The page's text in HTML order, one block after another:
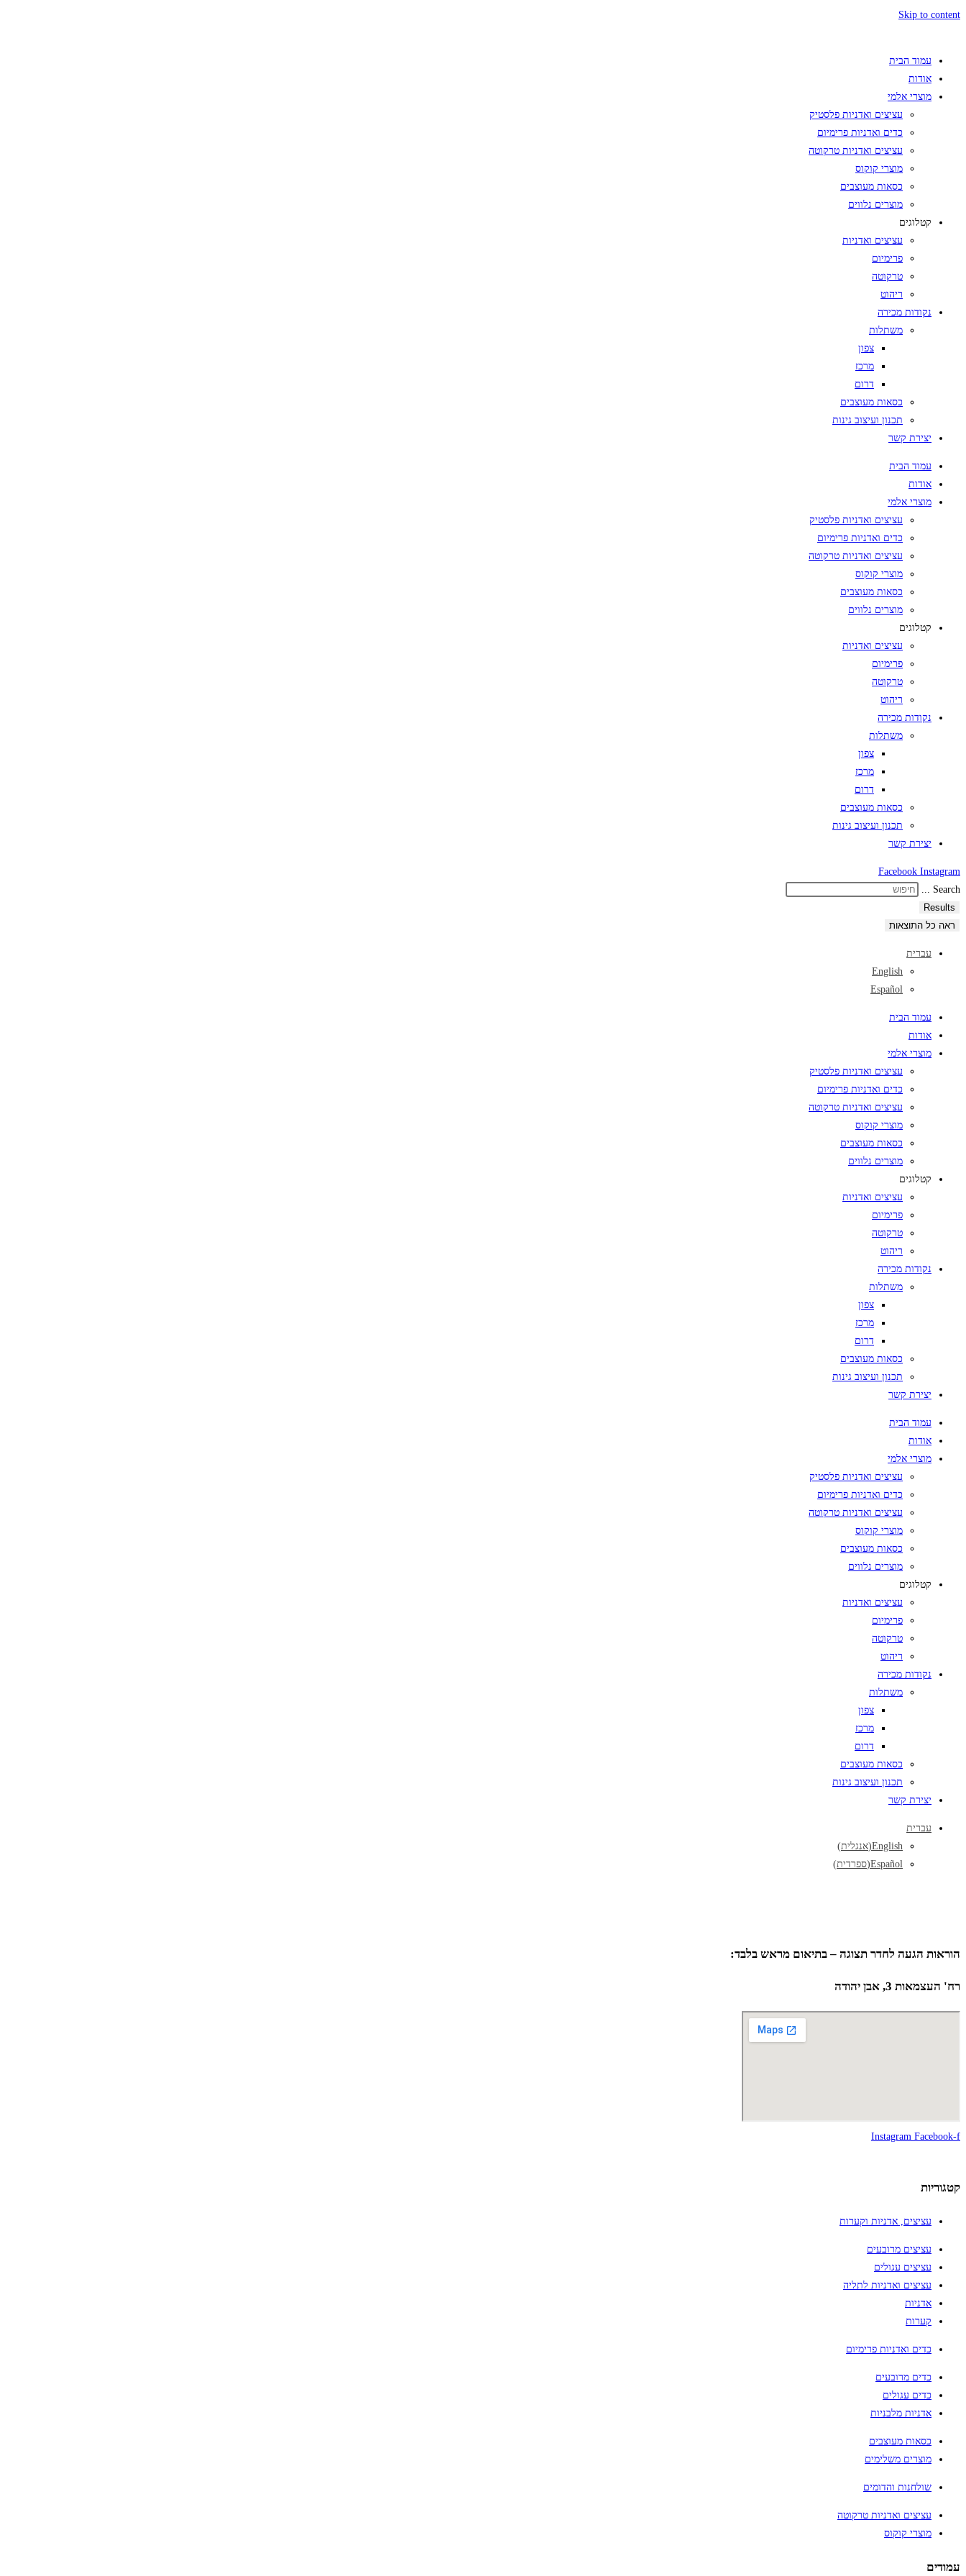
Skip to content
עמוד הבית
אודות
מוצרי אלמי
עציצים ואדניות פלסטיק
כדים ואדניות פרימיום
עציצים ואדניות טרקוטה
מוצרי קוקוס
כסאות מעוצבים
מוצרים נלווים
קטלוגים
עציצים ואדניות
פרימיום
טרקוטה
ריהוט
נקודות מכירה
משתלות
צפון
מרכז
דרום
כסאות מעוצבים
תכנון ועיצוב גינות
יצירת קשר
עמוד הבית
אודות
מוצרי אלמי
עציצים ואדניות פלסטיק
כדים ואדניות פרימיום
עציצים ואדניות טרקוטה
מוצרי קוקוס
כסאות מעוצבים
מוצרים נלווים
קטלוגים
עציצים ואדניות
פרימיום
טרקוטה
ריהוט
נקודות מכירה
משתלות
צפון
מרכז
דרום
כסאות מעוצבים
תכנון ועיצוב גינות
יצירת קשר
Facebook Instagram
Search ...
Results
ראה כל התוצאות
עברית
English
Español
עמוד הבית
אודות
מוצרי אלמי
עציצים ואדניות פלסטיק
כדים ואדניות פרימיום
עציצים ואדניות טרקוטה
מוצרי קוקוס
כסאות מעוצבים
מוצרים נלווים
קטלוגים
עציצים ואדניות
פרימיום
טרקוטה
ריהוט
נקודות מכירה
משתלות
צפון
מרכז
דרום
כסאות מעוצבים
תכנון ועיצוב גינות
יצירת קשר
עמוד הבית
אודות
מוצרי אלמי
עציצים ואדניות פלסטיק
כדים ואדניות פרימיום
עציצים ואדניות טרקוטה
מוצרי קוקוס
כסאות מעוצבים
מוצרים נלווים
קטלוגים
עציצים ואדניות
פרימיום
טרקוטה
ריהוט
נקודות מכירה
משתלות
צפון
מרכז
דרום
כסאות מעוצבים
תכנון ועיצוב גינות
יצירת קשר
עברית
English
(אנגלית)
Español
(ספרדית)
הוראות הגעה לחדר תצוגה – בתיאום מראש בלבד:
רח' העצמאות 3, אבן יהודה
Instagram Facebook-f
קטגוריות
עציצים, אדניות וקערות
עציצים מרובעים
עציצים עגולים
עציצים ואדניות לתליה
אדניות
קערות
כדים ואדניות פרימיום
כדים מרובעים
כדים עגולים
אדניות מלבניות
כסאות מעוצבים
מוצרים משלימים
שולחנות והדומים
עציצים ואדניות טרקוטה
מוצרי קוקוס
עמודים